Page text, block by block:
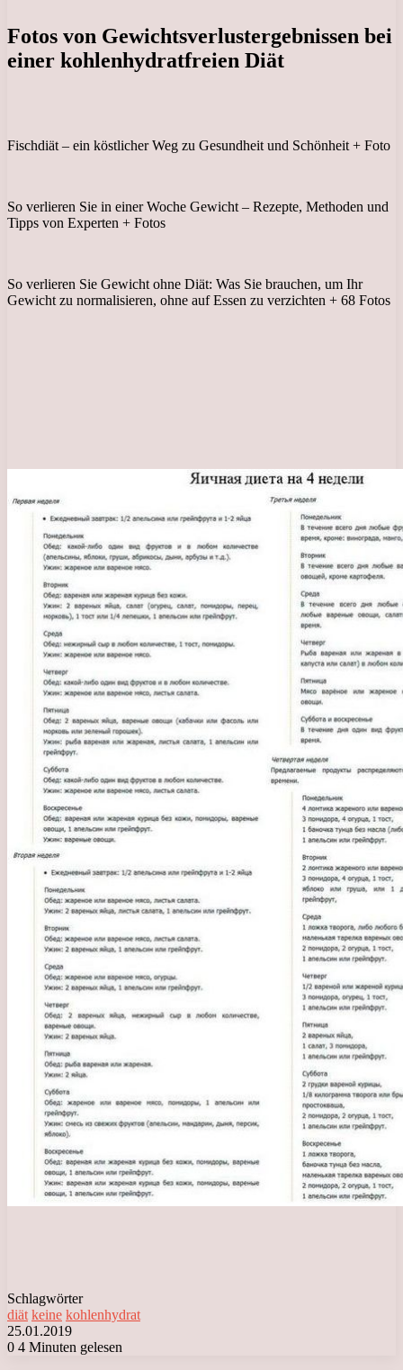
Fotos von Gewichtsverlustergebnissen bei
einer kohlenhydratfreien Diät
Fischdiät – ein köstlicher Weg zu Gesundheit und Schönheit + Foto
So verlieren Sie in einer Woche Gewicht – Rezepte, Methoden und
Tipps von Experten + Fotos
So verlieren Sie Gewicht ohne Diät: Was Sie brauchen, um Ihr
Gewicht zu normalisieren, ohne auf Essen zu verzichten + 68 Fotos
Schlagwörter
diät keine kohlenhydrat
25.01.2019
0 4 Minuten gelesen